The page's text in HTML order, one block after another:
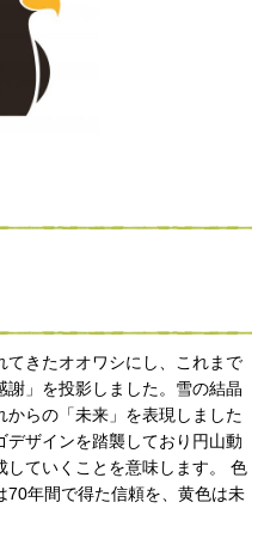
てきたオオワシにし、これまで
」を投影しました。雪の結晶
らの「未来」を表現しました
ザインを踏襲しており円山動
ていくことを意味します。 色
70年間で得た信頼を、黄色は未